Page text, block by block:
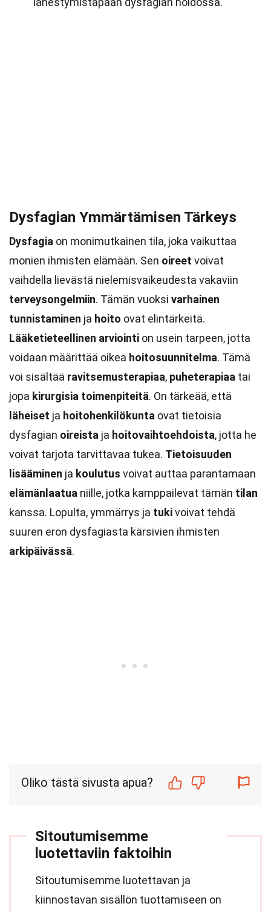
Dysfagian Ymmärtämisen Tärkeys
Dysfagia on monimutkainen tila, joka vaikuttaa
monien ihmisten elämään. Sen oireet voivat
vaihdella lievästä nielemisvaikeudesta vakaviin
terveysongelmiin. Tämän vuoksi varhainen
tunnistaminen ja hoito ovat elintärkeitä.
Lääketieteellinen arviointi on usein tarpeen, jotta
voidaan määrittää oikea hoitosuunnitelma. Tämä
voi sisältää ravitsemusterapiaa, puheterapiaa tai
jopa kirurgisia toimenpiteitä. On tärkeää, että
läheiset ja hoitohenkilökunta ovat tietoisia
dysfagian oireista ja hoitovaihtoehdoista, jotta he
voivat tarjota tarvittavaa tukea. Tietoisuuden
lisääminen ja koulutus voivat auttaa parantamaan
elämänlaatua niille, jotka kamppailevat tämän tilan
kanssa. Lopulta, ymmärrys ja tukivoivat tehdä
suuren eron dysfagiasta kärsivien ihmisten
arkipäivässä.
Oliko tästä sivusta apua?
Sitoutumisemme
luotettaviin faktoihin
Sitoutumisemme luotettavan ja
kiinnostavan sisällön tuottamiseen on